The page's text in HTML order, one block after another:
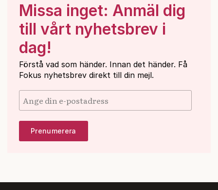
Missa inget: Anmäl dig
till vårt nyhetsbrev i
dag!
Förstå vad som händer. Innan det händer. Få
Fokus nyhetsbrev direkt till din mejl.